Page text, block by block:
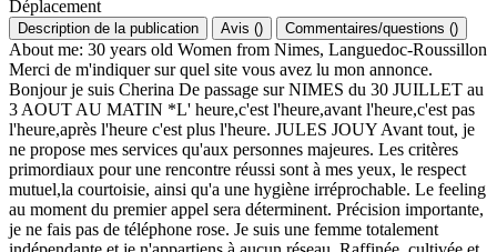
Déplacement
Description de la publication Avis () Commentaires/questions ()
About me: 30 years old Women from Nimes, Languedoc-Roussillon
Merci de m'indiquer sur quel site vous avez lu mon annonce.
Bonjour je suis Cherina De passage sur NIMES du 30 JUILLET au
3 AOUT AU MATIN *L' heure,c'est l'heure,avant l'heure,c'est pas
l'heure,après l'heure c'est plus l'heure. JULES JOUY Avant tout, je
ne propose mes services qu'aux personnes majeures. Les critères
primordiaux pour une rencontre réussi sont à mes yeux, le respect
mutuel,la courtoisie, ainsi qu'a une hygiène irréprochable. Le feeling
au moment du premier appel sera déterminent. Précision importante,
je ne fais pas de téléphone rose. Je suis une femme totalement